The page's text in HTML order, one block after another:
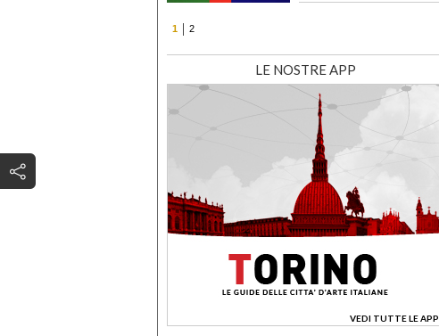
1 2
LE NOSTRE APP
VEDI TUTTE LE APP
>